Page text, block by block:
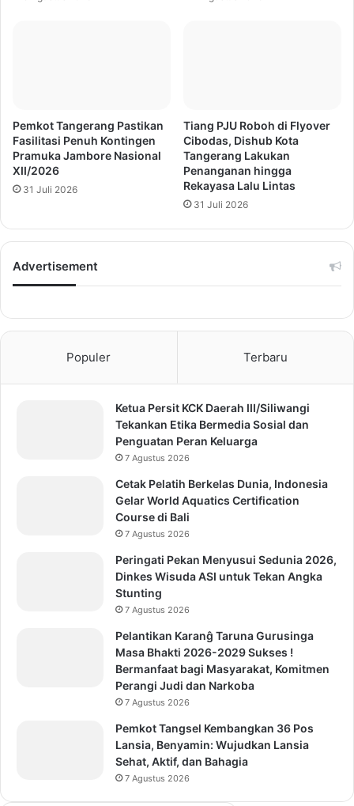
Pemkot Tangerang Pastikan
Fasilitasi Penuh Kontingen
Pramuka Jambore Nasional
XII/2026
31 Juli 2026
Tiang PJU Roboh di Flyover
Cibodas, Dishub Kota
Tangerang Lakukan
Penanganan hingga
Rekayasa Lalu Lintas
31 Juli 2026
Advertisement
Populer Terbaru
Ketua Persit KCK Daerah III/Siliwangi
Tekankan Etika Bermedia Sosial dan
Penguatan Peran Keluarga
7 Agustus 2026
Cetak Pelatih Berkelas Dunia, Indonesia
Gelar World Aquatics Certification
Course di Bali
7 Agustus 2026
Peringati Pekan Menyusui Sedunia 2026,
Dinkes Wisuda ASI untuk Tekan Angka
Stunting
7 Agustus 2026
Pelantikan Karanĝ Taruna Gurusinga
Masa Bhakti 2026-2029 Sukses !
Bermanfaat bagi Masyarakat, Komitmen
Perangi Judi dan Narkoba
7 Agustus 2026
Pemkot Tangsel Kembangkan 36 Pos
Lansia, Benyamin: Wujudkan Lansia
Sehat, Aktif, dan Bahagia
7 Agustus 2026